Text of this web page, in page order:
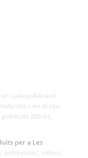
cada publicació
i, en el seu
(llibres,
per a Les
entrevistes, vídeos,